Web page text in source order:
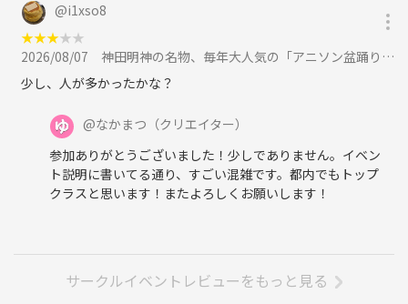
@i1xso8
★★★★★
2026/08/07
神田明神の名物、毎年大人気の「アニソン盆踊り」を楽しもう！に参加
少し、人が多かったかな？
@なかまつ （クリエイター）
参加ありがとうございました！少しでありません。イベン
ト説明に書いてる通り、すごい混雑です。都内でもトップ
クラスと思います！またよろしくお願いします！
サークルイベントレビューをもっと見る